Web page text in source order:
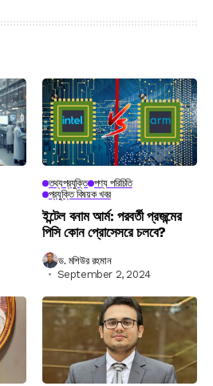
তথ্যপ্রযুক্তি পণ্য পরিচিতি
প্রযুক্তি বিষয়ক খবর
ইন্টেল বনাম আর্ম: পরবর্তী প্রজন্মের
পিসি কোন প্রোসেসরে চলবে?
ড. মশিউর রহমান
September 2, 2024